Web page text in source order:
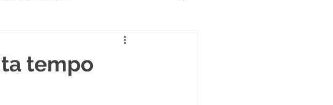
Institucional e Governo
tempo